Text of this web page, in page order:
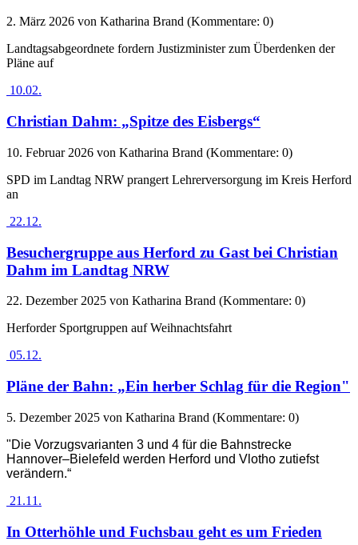
2. März 2026 von Katharina Brand (Kommentare: 0)
Landtagsabgeordnete fordern Justizminister zum Überdenken der
Pläne auf
10.02.
Christian Dahm: „Spitze des Eisbergs“
10. Februar 2026 von Katharina Brand (Kommentare: 0)
SPD im Landtag NRW prangert Lehrerversorgung im Kreis Herford
an
22.12.
Besuchergruppe aus Herford zu Gast bei Christian
Dahm im Landtag NRW
22. Dezember 2025 von Katharina Brand (Kommentare: 0)
Herforder Sportgruppen auf Weihnachtsfahrt
05.12.
Pläne der Bahn: „Ein herber Schlag für die Region"
5. Dezember 2025 von Katharina Brand (Kommentare: 0)
"Die Vorzugsvarianten 3 und 4 für die Bahnstrecke
Hannover–Bielefeld werden Herford und Vlotho zutiefst
verändern.“
21.11.
In Otterhöhle und Fuchsbau geht es um Frieden